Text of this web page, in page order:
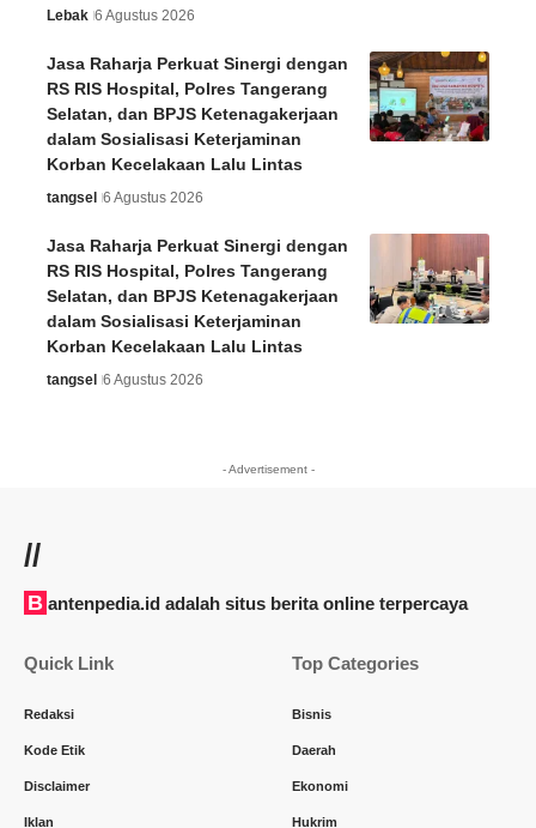
Lebak 6 Agustus 2026
Jasa Raharja Perkuat Sinergi dengan
RS RIS Hospital, Polres Tangerang
Selatan, dan BPJS Ketenagakerjaan
dalam Sosialisasi Keterjaminan
Korban Kecelakaan Lalu Lintas
tangsel 6 Agustus 2026
Jasa Raharja Perkuat Sinergi dengan
RS RIS Hospital, Polres Tangerang
Selatan, dan BPJS Ketenagakerjaan
dalam Sosialisasi Keterjaminan
Korban Kecelakaan Lalu Lintas
tangsel 6 Agustus 2026
- Advertisement -
//
Bantenpedia.id adalah situs berita online terpercaya
Quick Link
Redaksi
Kode Etik
Disclaimer
Iklan
Top Categories
Bisnis
Daerah
Ekonomi
Hukrim